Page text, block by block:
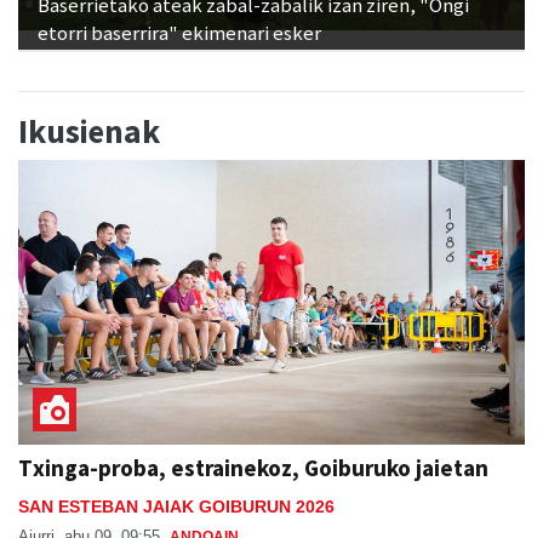
Txinga-proba, estrainekoz, Goiburuko jaietan
abu 09, 09:55